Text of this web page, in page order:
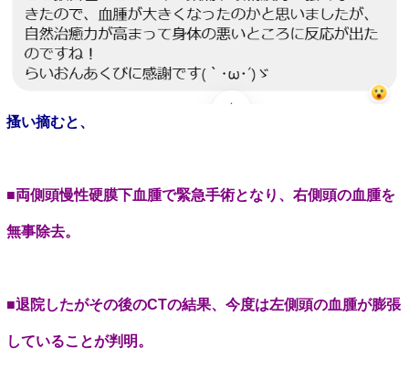
搔い摘むと、
■両側頭慢性硬膜下血腫で緊急手術となり、右側頭の血腫を
無事除去。
■退院したがその後のCTの結果、今度は左側頭の血腫が膨張
していることが判明。